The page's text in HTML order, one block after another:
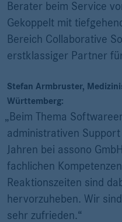
Berater beim Service
Gekoppelt mit
Bereich Collaborative
erstklassiger Partner
Stefan Armbruster,
Württemberg:
„Beim Thema
administrativen
Jahren bei assono
fachlichen
Reaktionszeiten sind
hervorzuheben. Wir
sehr zufrieden.“